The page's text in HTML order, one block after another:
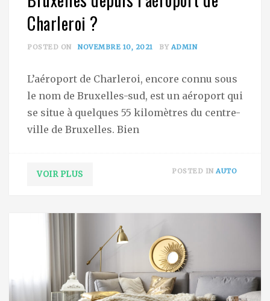
Charleroi ?
POSTED ON NOVEMBRE 10, 2021 BY ADMIN
L’aéroport de Charleroi, encore connu sous
le nom de Bruxelles-sud, est un aéroport qui
se situe à quelques 55 kilomètres du centre-
ville de Bruxelles. Bien
VOIR PLUS POSTED IN AUTO